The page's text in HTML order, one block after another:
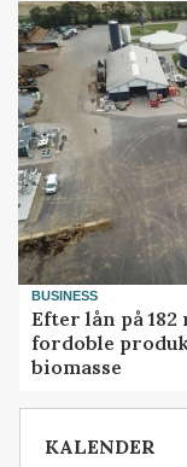
BUSINESS
Efter lån på
fordoble
biomasse
KALENDER